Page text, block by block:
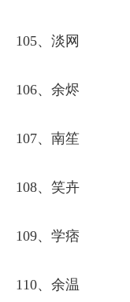
105、淡网
106、余烬
107、南笙
108、笑卉
109、学痞
110、余温